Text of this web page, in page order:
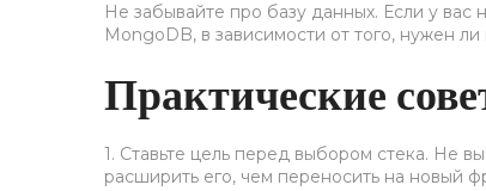
Не забывайте про базу данных. Если у
MongoDB, в зависимости от того, нужен ли
Практические
1. Ставьте цель перед выбором стека. Не
расширить его, чем переносить на новый